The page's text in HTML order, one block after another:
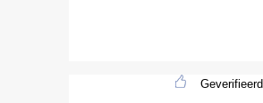
Geverifieerd